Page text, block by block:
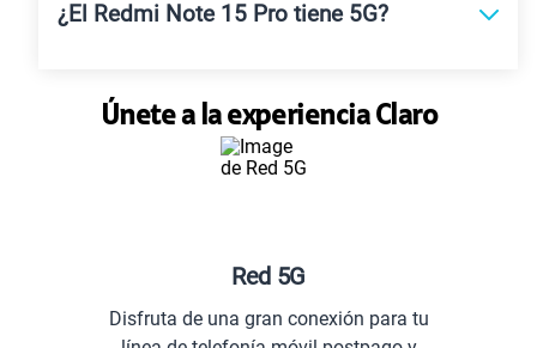
¿El Redmi Note 15 Pro tiene 5G?
Únete a la experiencia Claro
Red 5G
Disfruta de una gran conexión para tu